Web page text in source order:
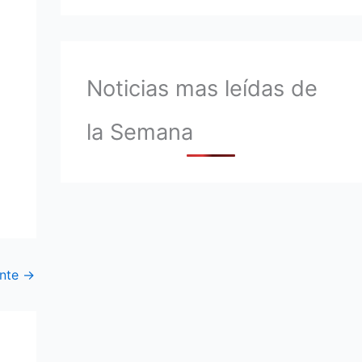
→
Noticias mas leídas de
la Semana